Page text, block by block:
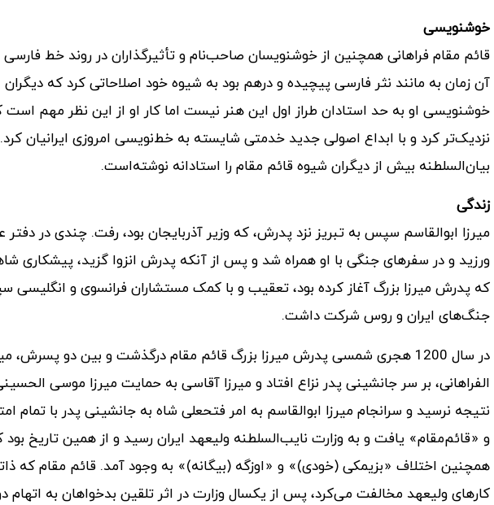
خوشنویسی
قائم مقام فراهانی همچنین از خوشنویسان صاحب‌نام و تأثیرگذاران در روند خط
آن زمان به مانند نثر فارسی پیچیده و درهم بود به شیوه خود اصلاحاتی کرد که
خوشنویسی او به حد استادان طراز اول این هنر نیست اما کار او از این نظر مهم
نزدیک‌تر کرد و با ابداع اصولی جدید خدمتی شایسته به خط‌نویسی امروزی ایرانیان
بیان‌السلطنه بیش از دیگران شیوه قائم مقام را استادانه نوشته‌است.
زندگی
میرزا ابوالقاسم سپس به تبریز نزد پدرش، که وزیر آذربایجان بود، رفت. چندی در
ورزید و در سفرهای جنگی با او همراه شد و پس از آنکه پدرش انزوا گزید، پیشکاری
که پدرش میرزا بزرگ آغاز کرده بود، تعقیب و با کمک مستشاران فرانسوی و انگلیسی
جنگ‌های ایران و روس شرکت داشت.
در سال 1200 هجری شمسی پدرش میرزا بزرگ قائم مقام درگذشت و بین دو
الفراهانی، بر سر جانشینی پدر نزاع افتاد و میرزا آقاسی به حمایت میرزا موسی
نتیجه نرسید و سرانجام میرزا ابوالقاسم به امر فتحعلی شاه به جانشینی پدر با تمام
و «قائم‌مقام» یافت و به وزارت نایب‌السلطنه ولیعهد ایران رسید و از همین تاریخ
همچنین اختلاف «بزیمکی (خودی)» و «اوزگه (بیگانه)» به وجود آمد. قائم مقام که
کارهای ولیعهد مخالفت می‌کرد، پس از یکسال وزارت در اثر تلقین بدخواهان به اتهام